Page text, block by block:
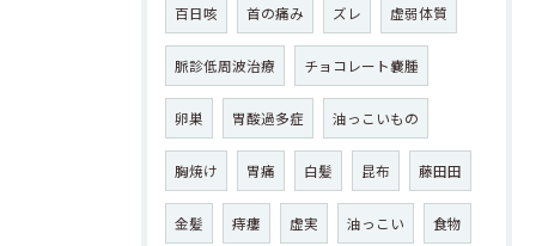
百日咳 首の痛み ズレ 虚弱体質
脈診低周波治療 チョコレート嚢腫
卵巣 胃酸過多症 油っこいもの
胸焼け 胃痛 白髪 昆布 藤田田
金髪 痔瘻 虚実 油っこい 食物